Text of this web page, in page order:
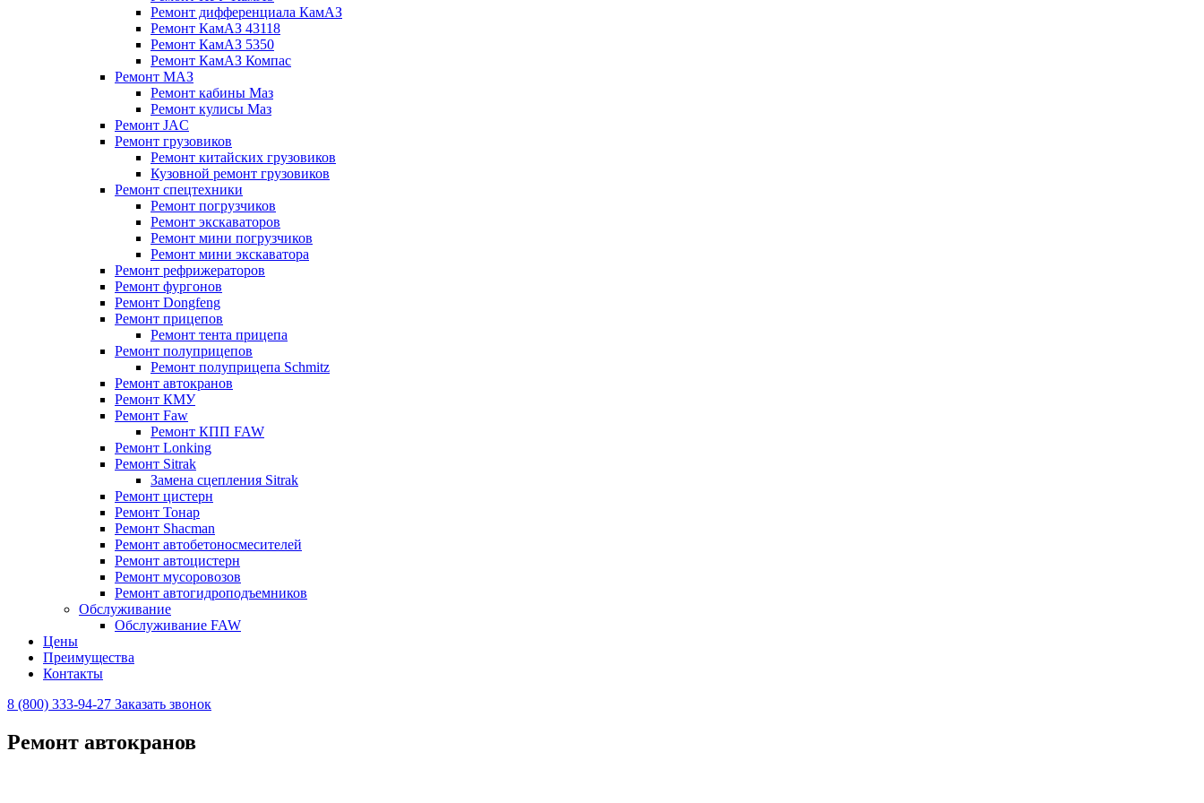
Ремонт дифференциала КамАЗ
Ремонт КамАЗ 43118
Ремонт КамАЗ 5350
Ремонт КамАЗ Компас
Ремонт МАЗ
Ремонт кабины Маз
Ремонт кулисы Маз
Ремонт JAC
Ремонт грузовиков
Ремонт китайских грузовиков
Кузовной ремонт грузовиков
Ремонт спецтехники
Ремонт погрузчиков
Ремонт экскаваторов
Ремонт мини погрузчиков
Ремонт мини экскаватора
Ремонт рефрижераторов
Ремонт фургонов
Ремонт Dongfeng
Ремонт прицепов
Ремонт тента прицепа
Ремонт полуприцепов
Ремонт полуприцепа Schmitz
Ремонт автокранов
Ремонт КМУ
Ремонт Faw
Ремонт КПП FAW
Ремонт Lonking
Ремонт Sitrak
Замена сцепления Sitrak
Ремонт цистерн
Ремонт Тонар
Ремонт Shacman
Ремонт автобетоносмесителей
Ремонт автоцистерн
Ремонт мусоровозов
Ремонт автогидроподъемников
Обслуживание
Обслуживание FAW
Цены
Преимущества
Контакты
8 (800) 333-94-27 Заказать звонок
Ремонт автокранов